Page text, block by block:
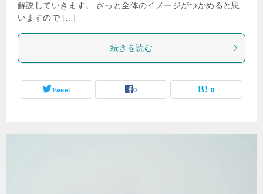
解説していきます。 ざっと全体のイメージがつかめると思
いますので […]
続きを読む
Tweet 0 0